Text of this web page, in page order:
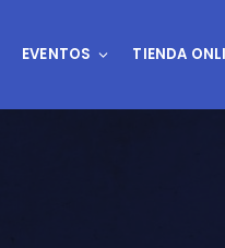
EVENTOS TIENDA